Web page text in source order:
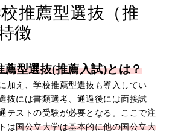
推薦型選抜（推
徴
薦型選抜(推薦入試)とは？
加え、学校推薦型選抜も導入してい
抜には書類選考、通過後には面接試
テストの受験が必要となる。ここで注
は国公立大学は基本的に他の国公立大